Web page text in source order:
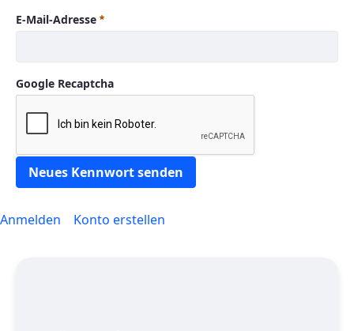
Kennwort vergessen
E-Mail-Adresse
Erforderlich
Google Recaptcha
Neues Kennwort senden
Anmelden Konto erstellen